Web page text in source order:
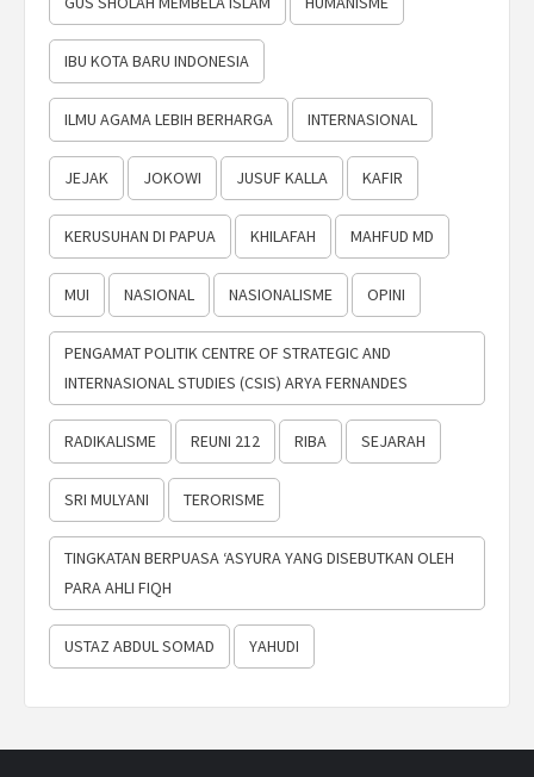
IBU KOTA BARU INDONESIA
ILMU AGAMA LEBIH BERHARGA INTERNASIONAL
JEJAK JOKOWI JUSUF KALLA KAFIR
KERUSUHAN DI PAPUA KHILAFAH MAHFUD MD
MUI NASIONAL NASIONALISME OPINI
PENGAMAT POLITIK CENTRE OF STRATEGIC AND
INTERNASIONAL STUDIES (CSIS) ARYA FERNANDES
RADIKALISME REUNI 212 RIBA SEJARAH
SRI MULYANI TERORISME
TINGKATAN BERPUASA ‘ASYURA YANG DISEBUTKAN OLEH
PARA AHLI FIQH
USTAZ ABDUL SOMAD YAHUDI